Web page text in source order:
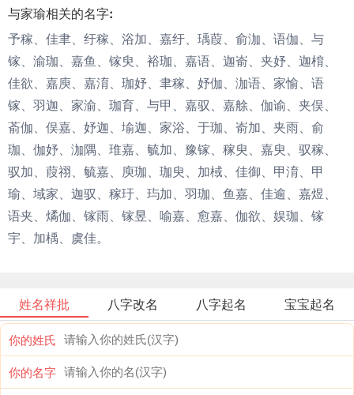
与家瑜相关的名字:
予稼、佳聿、纡稼、浴加、嘉纡、瑀葭、俞泇、语伽、与
镓、渝珈、嘉鱼、镓臾、裕珈、嘉语、迦嵛、夹妤、迦棛、
佳欲、嘉庾、嘉淯、珈妤、聿稼、妤伽、泇语、家愉、语
镓、羽迦、家渝、珈育、与甲、嘉驭、嘉艅、伽谕、夹俣、
萮伽、俣嘉、妤迦、堬迦、家浴、于珈、嵛加、夹雨、俞
珈、伽妤、泇隅、琟嘉、毓加、豫镓、稼臾、嘉臾、驭稼、
驭加、葭祤、毓嘉、庾珈、珈臾、加棫、佳御、甲淯、甲
瑜、域家、迦驭、稼玗、玙加、羽珈、鱼嘉、佳逾、嘉煜、
语夹、燏伽、镓雨、镓昱、喻嘉、愈嘉、伽欲、娱珈、镓
宇、加楀、虞佳。
姓名祥批 八字改名 八字起名 宝宝起名
你的姓氏
你的名字